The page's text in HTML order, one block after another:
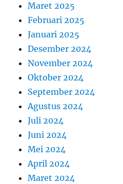
Maret 2025
Februari 2025
Januari 2025
Desember 2024
November 2024
Oktober 2024
September 2024
Agustus 2024
Juli 2024
Juni 2024
Mei 2024
April 2024
Maret 2024